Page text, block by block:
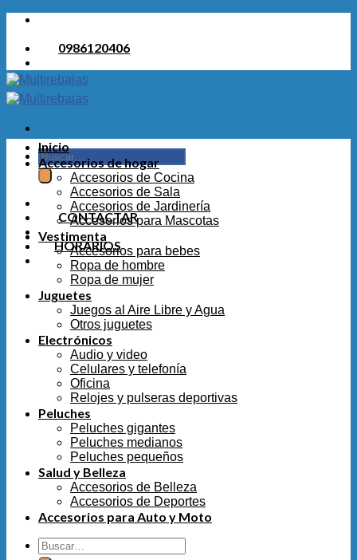
Saltar
contenido0986120406
Buscar
por:
CONTACTAR
HORARIOS
Inicio
Accesorios de hogar
Accesorios de Cocina
Accesorios de Sala
Accesorios de Jardinería
Accesorios para Mascotas
Vestimenta
Accesorios para bebes
Ropa de hombre
Ropa de mujer
Juguetes
Juegos al Aire Libre y Agua
Otros juguetes
Electrónicos
Audio y video
Celulares y telefonía
Oficina
Relojes y pulseras deportivas
Peluches
Peluches gigantes
Peluches medianos
Peluches pequeños
Salud y Belleza
Accesorios de Belleza
Accesorios de Deportes
Accesorios para Auto y Moto
Buscar